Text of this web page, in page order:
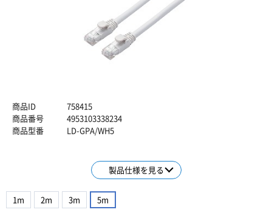
商品ID
758415
商品番号
4953103338234
商品型番
LD-GPA/WH5
製品仕様を見る
1m 2m 3m 5m